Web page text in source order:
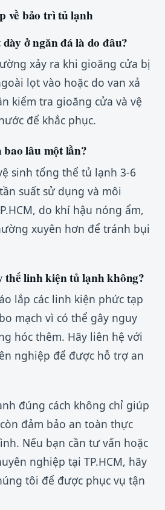
về bảo trì tủ lạnh
ở ngăn đá là do đâu?
xảy ra khi gioăng cửa bị
lọt vào hoặc do van xả
kiểm tra gioăng cửa và vệ
để khắc phục.
bao lâu một lần?
sinh tổng thể tủ lạnh 3-6
suất sử dụng và môi
do khí hậu nóng ẩm,
xuyên hơn để tránh bụi
thế linh kiện tủ lạnh không?
lắp các linh kiện phức tạp
mạch vì có thể gây nguy
hóc thêm. Hãy liên hệ với
nghiệp để được hỗ trợ an
đúng cách không chỉ giúp
đảm bảo an toàn thực
Nếu bạn cần tư vấn hoặc
nghiệp tại TP.HCM, hãy
tôi để được phục vụ tận